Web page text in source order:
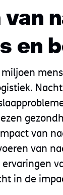
van
en
van
van
ervaringen
in de